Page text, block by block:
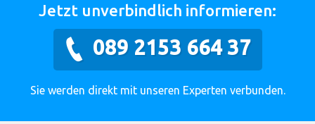
Jetzt unverbindlich informieren:
089 2153 664 37
Sie werden direkt mit unseren Experten verbunden.